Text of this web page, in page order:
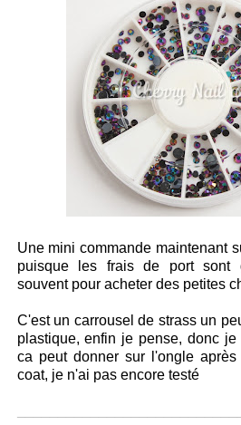
Une mini commande maintenant
puisque les frais de port sont
souvent pour acheter des petites
C'est un carrousel de strass un
plastique, enfin je pense, donc
ca peut donner sur l'ongle
coat, je n'ai pas encore testé